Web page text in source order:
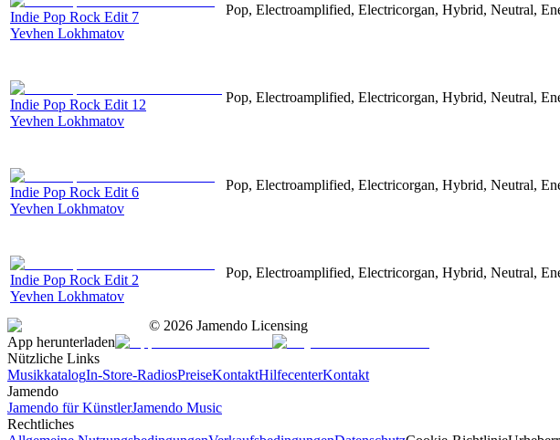
Indie Pop Rock Edit 7
Yevhen Lokhmatov
Pop, Electroamplified, Electricorgan, Hybrid, Neutral,
Indie Pop Rock Edit 12
Yevhen Lokhmatov
Pop, Electroamplified, Electricorgan, Hybrid, Neutral,
Indie Pop Rock Edit 6
Yevhen Lokhmatov
Pop, Electroamplified, Electricorgan, Hybrid, Neutral,
Indie Pop Rock Edit 2
Yevhen Lokhmatov
Pop, Electroamplified, Electricorgan, Hybrid, Neutral,
© 2026 Jamendo Licensing
App herunterladen
Nützliche Links
MusikkatalogIn-Store-RadiosPreiseKontaktHilfecenterKontakt
Jamendo
Jamendo für KünstlerJamendo Music
Rechtliches